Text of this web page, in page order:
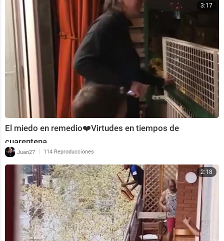
3:17
El miedo en remedio❤️Virtudes en tiempos de
cuarentena
Juan27 | 114 Reproducciones
2:18